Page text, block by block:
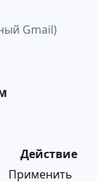
Gmail)
Действие
Применить